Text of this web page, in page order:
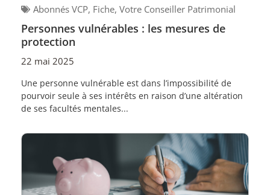
Abonnés VCP, Fiche, Votre Conseiller Patrimonial
Personnes vulnérables : les mesures de
protection
22 mai 2025
Une personne vulnérable est dans l’impossibilité de
pourvoir seule à ses intérêts en raison d’une altération
de ses facultés mentales...